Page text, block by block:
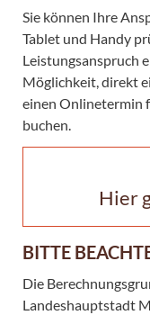
Sie können Ihre
Tablet und Handy
Leistungsanspruch
Möglichkeit, direkt
einen Onlinetermin
buchen.
Hier
BITTE
Die
Landeshauptstadt